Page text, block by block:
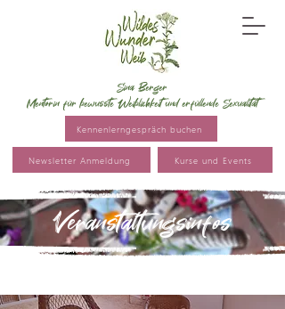
Sina Berger
Mentorin für bewusste Weiblichkeit und erfüllende Sexualität
Newsletter Anmeldung
Kennenlerngespräch buchen
Kurse und Events
Veranstaltungsinfos